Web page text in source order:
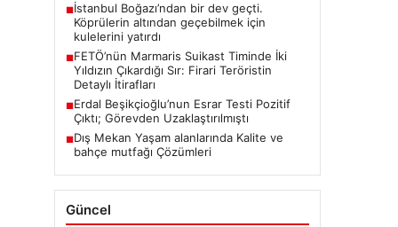
■İstanbul Boğazı’ndan bir dev geçti.
Köprülerin altından geçebilmek için
kulelerini yatırdı
■FETÖ’nün Marmaris Suikast Timinde İki
Yıldızın Çıkardığı Sır: Firari Teröristin
Detaylı İtirafları
■Erdal Beşikçioğlu’nun Esrar Testi Pozitif
Çıktı; Görevden Uzaklaştırılmıştı
■Dış Mekan Yaşam alanlarında Kalite ve
bahçe mutfağı Çözümleri
Güncel